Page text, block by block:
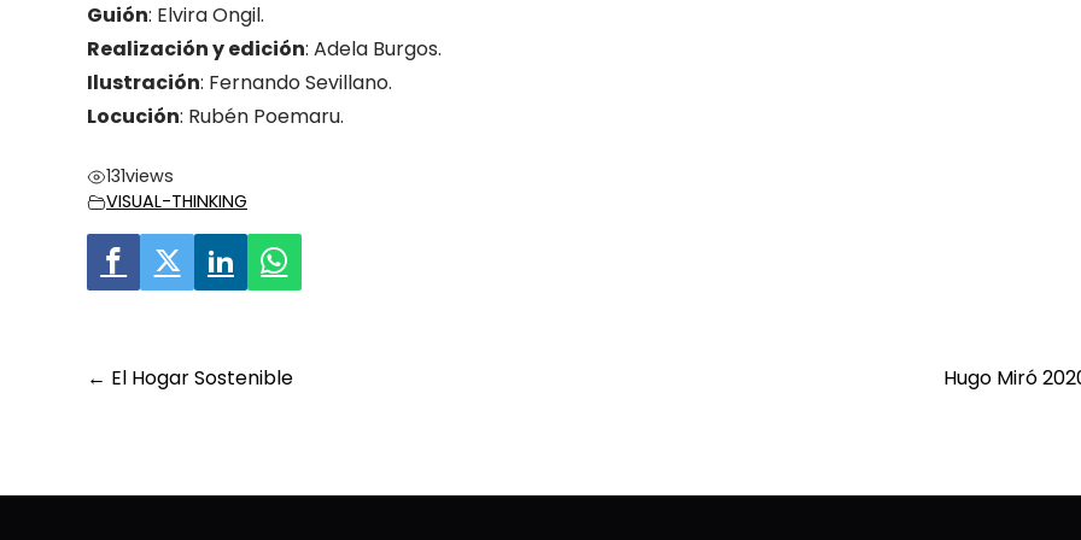
Guión: Elvira Ongil.
Realización y edición: Adela Burgos.
Ilustración: Fernando Sevillano.
Locución: Rubén Poemaru.
131views
VISUAL-THINKING
Post
← El Hogar Sostenible Hugo Miró